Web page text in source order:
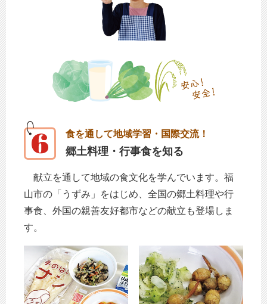
食を通して地域学習・国際交流！
郷土料理・行事食を知る
献立を通して地域の食文化を学んでいます。福
山市の「うずみ」をはじめ、全国の郷土料理や行
事食、外国の親善友好都市などの献立も登場しま
す。